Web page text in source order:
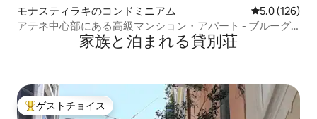
モナスティラキのコンドミニアム レビュー126
5.0 (126)
アテネ中心部にある高級マンション・アパート - ブルーグ
家族と泊まれる貸別荘
大好評のゲストチョイスです。
ゲストチョイス